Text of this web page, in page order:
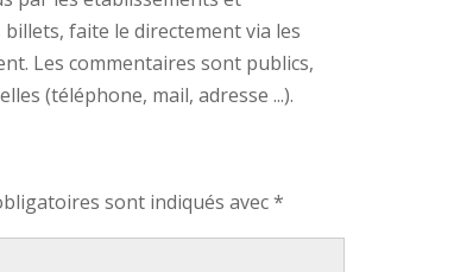
faite le directement via les
Les commentaires sont publics,
(téléphone, mail, adresse ...).
sont indiqués avec*